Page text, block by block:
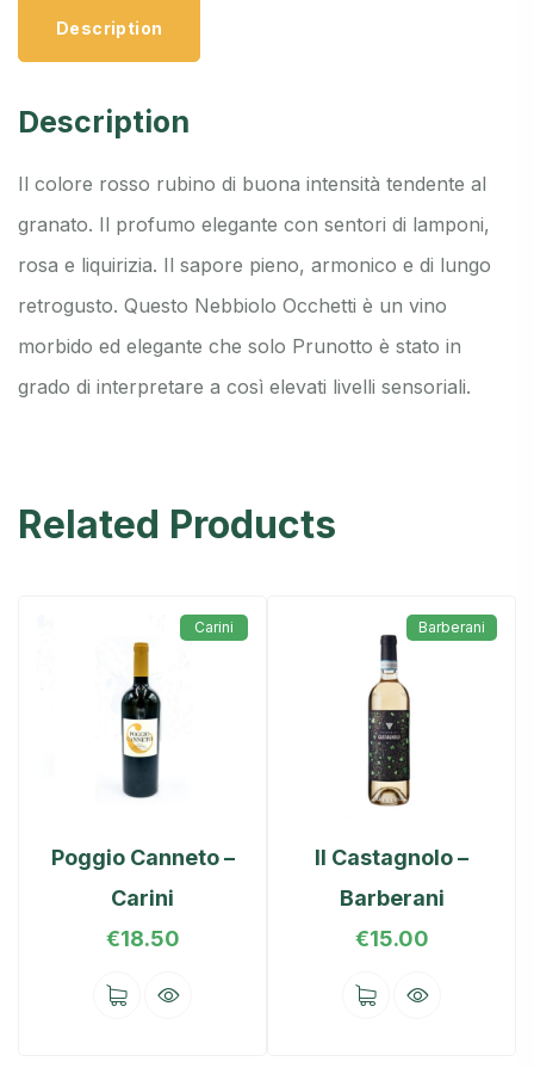
Description
Description
Il colore rosso rubino di buona intensità tendente al
granato. Il profumo elegante con sentori di lamponi,
rosa e liquirizia. Il sapore pieno, armonico e di lungo
retrogusto. Questo Nebbiolo Occhetti è un vino
morbido ed elegante che solo Prunotto è stato in
grado di interpretare a così elevati livelli sensoriali.
Related Products
Carini
Poggio Canneto –
Carini
€18.50
Barberani
Il Castagnolo –
Barberani
€15.00